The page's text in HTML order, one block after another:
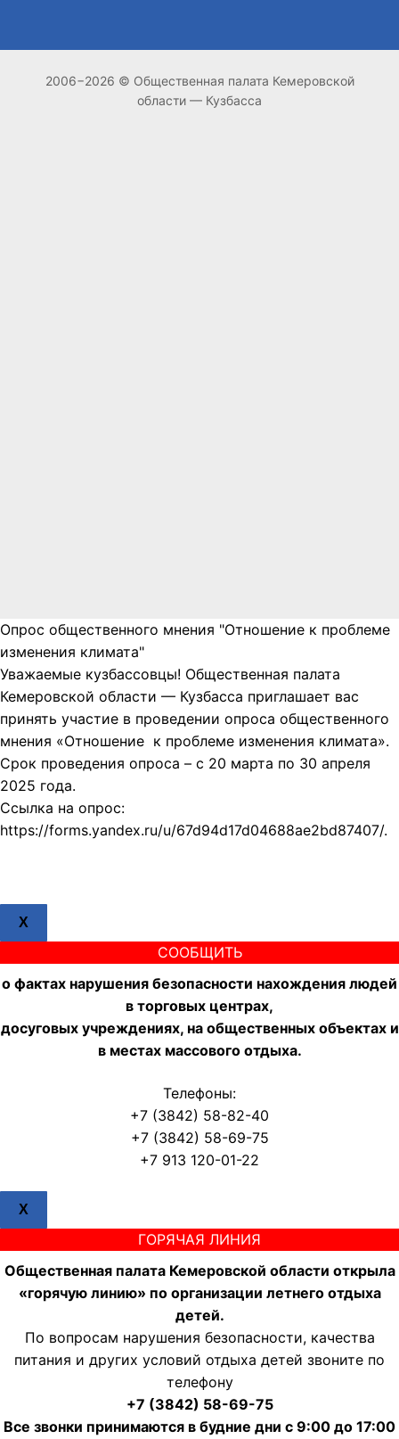
2006−2026 © Общественная палата Кемеровской
области — Кузбасса
Опрос общественного мнения "Отношение к проблеме
изменения климата"
Уважаемые кузбассовцы! Общественная палата
Кемеровской области — Кузбасса приглашает вас
принять участие в проведении опроса общественного
мнения «Отношение к проблеме изменения климата».
Срок проведения опроса – с 20 марта по 30 апреля
2025 года.
Ссылка на опрос:
https://forms.yandex.ru/u/67d94d17d04688ae2bd87407/.
X
СООБЩИТЬ
о фактах нарушения безопасности нахождения людей
в торговых центрах,
досуговых учреждениях, на общественных объектах и
в местах массового отдыха.
Телефоны:
+7 (3842) 58-82-40
+7 (3842) 58-69-75
+7 913 120-01-22
X
ГОРЯЧАЯ ЛИНИЯ
Общественная палата Кемеровской области открыла
«горячую линию» по организации летнего отдыха
детей.
По вопросам нарушения безопасности, качества
питания и других условий отдыха детей звоните по
телефону
+7 (3842) 58-69-75
Все звонки принимаются в будние дни с 9:00 до 17:00